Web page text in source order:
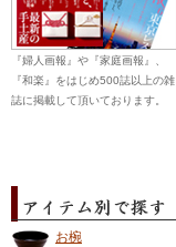
『婦人画報』や『家庭画報』、
『和楽』をはじめ500誌以上の雑
誌に掲載して頂いております。
お椀